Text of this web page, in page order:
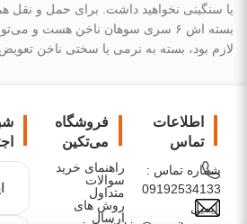
یا سنگینی نخواهید داشت. برای حمل و نقل
بسته اش ۶ سری سوهان ناخن هست و
لازم بود، بسته به نرمی یا سختی ناخن
اطلاعات
تماس
شماره تماس :
09192534133
ایمیل
فروشگاه
می‌تکین
راهنمای خرید
سوالات
متداول
روش های
ارسال